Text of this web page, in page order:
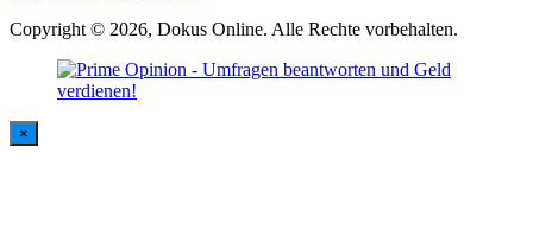
Copyright © 2026, Dokus Online. Alle Rechte vorbehalten.
×